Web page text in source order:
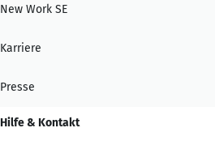
New Work SE
Karriere
Presse
Hilfe & Kontakt